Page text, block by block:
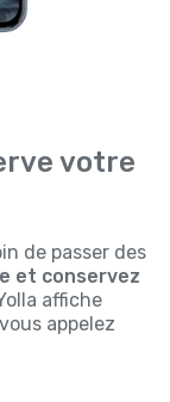
votre
de passer des
et conservez
affiche
appelez